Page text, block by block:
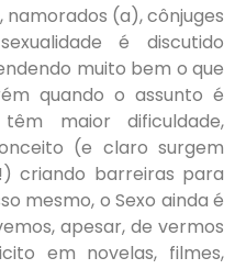
namorados (a), cônjuges
é discutido
muito bem o que
quando o assunto é
maior dificuldade,
(e claro surgem
criando barreiras para
mesmo, o Sexo ainda é
apesar, de vermos
em novelas, filmes,